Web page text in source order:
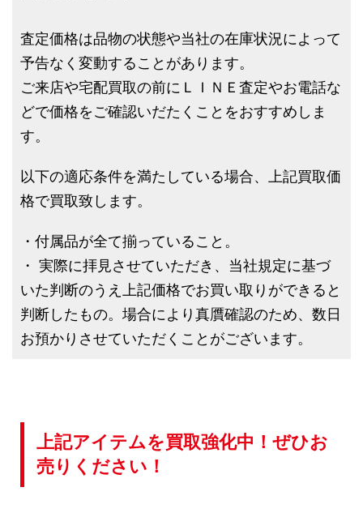
査定価格は品物の状態や当社の在庫状況によって
予告なく変動することがあります。
ご来店や宅配買取の前にＬＩＮＥ査定やお電話な
どで価格をご確認いだたくことをおすすめしま
す。
以下の適応条件を満たしている場合、上記買取価
格で買取致します。
・付属品が全て揃っていること。
・ 実際に拝見させていただき、当社規定に基づ
いた判断のうえ上記価格でお買い取りができると
判断したもの。場合により真贋確認のため、数日
お預かりさせていただくことがございます。
上記アイテムを買取強化中！ぜひお
売りください！